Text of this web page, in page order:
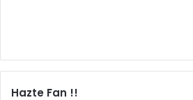
Hazte Fan !!